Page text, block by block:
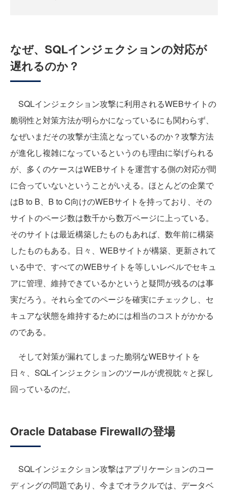
なぜ、SQLインジェクションの対応が
遅れるのか？
SQLインジェクション攻撃に利用されるWEBサイトの
脆弱性と対策方法が明らかになっているにも関わらず、
なぜいまだその攻撃が主流となっているのか？攻撃方法
が進化し複雑になっているというのも理由に挙げられる
が、多くのケースはWEBサイトを運営する側の対応が間
に合っていないということがいえる。ほとんどの企業で
はB to B、B to C向けのWEBサイトを持っており、その
サイトのページ数は数千から数万ページに上っている。
そのサイトは最近構築したものもあれば、数年前に構築
したものもある。日々、WEBサイトが構築、更新されて
いる中で、すべてのWEBサイトを等しいレベルでセキュ
アに管理、維持できているかというと疑問が残るのは事
実だろう。それら全てのページを確実にチェックし、セ
キュアな状態を維持するためには相当のコストがかかる
のである。
そして対策が漏れてしまった脆弱なWEBサイトを
日々、SQLインジェクションのツールが虎視眈々と探し
回っているのだ。
Oracle Database Firewallの登場
SQLインジェクション攻撃はアプリケーションのコー
ディングの問題であり、今までオラクルでは、データベ